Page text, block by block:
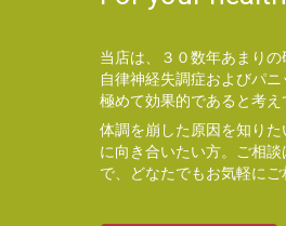
当店は、３０数年あまりの
自律神経失調症およびパ
極めて効果的であると考え
体調を崩した原因を知り
に向き合いたい方。ご相
で、どなたでもお気軽にご